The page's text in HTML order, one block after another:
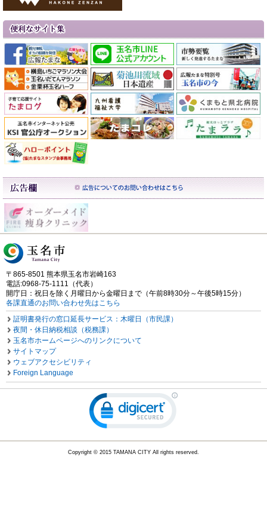
〒865-8501 熊本県玉名市岩崎163
電話:0968-75-1111（代表）
開庁日：祝日を除く月曜日から金曜日まで（午前8時30分～午後5時15分）
各課直通のお問い合わせ先はこちら
証明書発行の窓口延長サービス：木曜日（市民課）
夜間・休日納税相談（税務課）
玉名市ホームページへのリンクについて
サイトマップ
ウェブアクセシビリティ
Foreign Language
Copyright © 2015 TAMANA CITY All rights reserved.